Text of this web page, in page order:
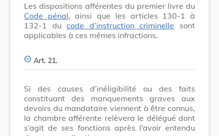
Les dispositions afférentes du premier livre du
Code pénal, ainsi que les articles 130-1 à
132-1 ducode d’instruction criminelle sont
applicables à ces mêmes infractions.
Art. 21.
Si des causes d’inéligibilité ou des faits
constituant des manquements graves aux
devoirs du mandataire viennent à être connus,
la chambre afférente relèvera le délégué dont
s’agit de ses fonctions après l’avoir entendu